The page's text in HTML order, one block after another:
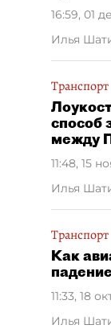
16:59, 01
Илья
Транспорт
способ
между
11:48, 15
Илья
Транспорт
Как
11:33, 18
Илья